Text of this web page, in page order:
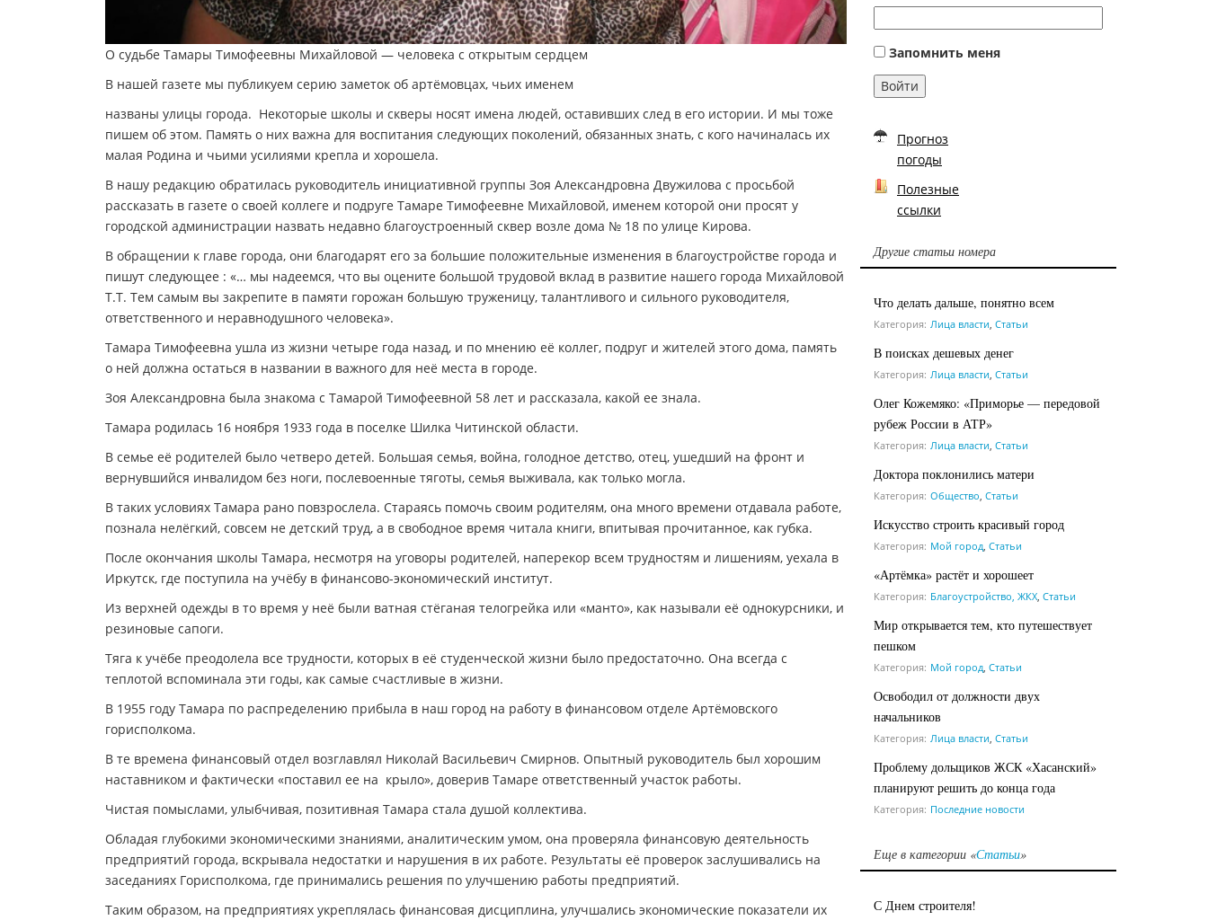
О судьбе Тамары Тимофеевны Михайловой — человека с открытым сердцем
В нашей газете мы публикуем серию заметок об артёмовцах, чьих именем
названы улицы города. Некоторые школы и скверы носят имена людей, оставивших след в его истории. И мы тоже
пишем об этом. Память о них важна для воспитания следующих поколений, обязанных знать, с кого начиналась их
малая Родина и чьими усилиями крепла и хорошела.
В нашу редакцию обратилась руководитель инициативной группы Зоя Александровна Двужилова с просьбой
рассказать в газете о своей коллеге и подруге Тамаре Тимофеевне Михайловой, именем которой они просят у
городской администрации назвать недавно благоустроенный сквер возле дома № 18 по улице Кирова.
В обращении к главе города, они благодарят его за большие положительные изменения в благоустройстве города и
пишут следующее : «… мы надеемся, что вы оцените большой трудовой вклад в развитие нашего города Михайловой
Т.Т. Тем самым вы закрепите в памяти горожан большую труженицу, талантливого и сильного руководителя,
ответственного и неравнодушного человека».
Тамара Тимофеевна ушла из жизни четыре года назад, и по мнению её коллег, подруг и жителей этого дома, память
о ней должна остаться в названии в важного для неё места в городе.
Зоя Александровна была знакома с Тамарой Тимофеевной 58 лет и рассказала, какой ее знала.
Тамара родилась 16 ноября 1933 года в поселке Шилка Читинской области.
В семье её родителей было четверо детей. Большая семья, война, голодное детство, отец, ушедший на фронт и
вернувшийся инвалидом без ноги, послевоенные тяготы, семья выживала, как только могла.
В таких условиях Тамара рано повзрослела. Стараясь помочь своим родителям, она много времени отдавала работе,
познала нелёгкий, совсем не детский труд, а в свободное время читала книги, впитывая прочитанное, как губка.
После окончания школы Тамара, несмотря на уговоры родителей, наперекор всем трудностям и лишениям, уехала в
Иркутск, где поступила на учёбу в финансово-экономический институт.
Из верхней одежды в то время у неё были ватная стёганая телогрейка или «манто», как называли её однокурсники, и
резиновые сапоги.
Тяга к учёбе преодолела все трудности, которых в её студенческой жизни было предостаточно. Она всегда с
теплотой вспоминала эти годы, как самые счастливые в жизни.
В 1955 году Тамара по распределению прибыла в наш город на работу в финансовом отделе Артёмовского
горисполкома.
В те времена финансовый отдел возглавлял Николай Васильевич Смирнов. Опытный руководитель был хорошим
наставником и фактически «поставил ее на крыло», доверив Тамаре ответственный участок работы.
Чистая помыслами, улыбчивая, позитивная Тамара стала душой коллектива.
Обладая глубокими экономическими знаниями, аналитическим умом, она проверяла финансовую деятельность
предприятий города, вскрывала недостатки и нарушения в их работе. Результаты её проверок заслушивались на
заседаниях Горисполкома, где принимались решения по улучшению работы предприятий.
Таким образом, на предприятиях укреплялась финансовая дисциплина, улучшались экономические показатели их
Запомнить меня
Войти
Прогноз
погоды
Полезные
ссылки
Другие статьи номера
Что делать дальше, понятно всем
Категория: Лица власти Статьи
В поисках дешевых денег
Категория: Лица власти Статьи
Олег Кожемяко: «Приморье — передовой
рубеж России в АТР»
Категория: Лица власти Статьи
Доктора поклонились матери
Категория: Общество Статьи
Искусство строить красивый город
Категория: Мой город Статьи
«Артёмка» растёт и хорошеет
Категория: Благоустройство, ЖКХ Статьи
Мир открывается тем, кто путешествует
пешком
Категория: Мой город Статьи
Освободил от должности двух
начальников
Категория: Лица власти Статьи
Проблему дольщиков ЖСК «Хасанский»
планируют решить до конца года
Категория: Последние новости
Еще в категории «Статьи»
С Днем строителя!